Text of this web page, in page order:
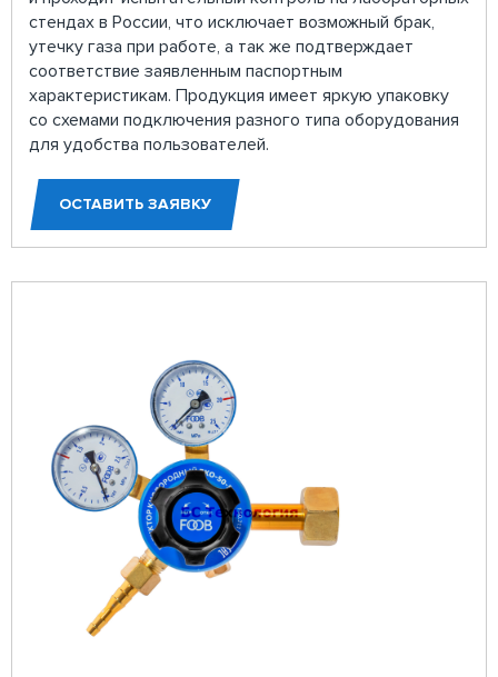
стендах в России, что исключает возможный брак,
утечку газа при работе, а так же подтверждает
соответствие заявленным паспортным
характеристикам. Продукция имеет яркую упаковку
со схемами подключения разного типа оборудования
для удобства пользователей.
ОСТАВИТЬ ЗАЯВКУ